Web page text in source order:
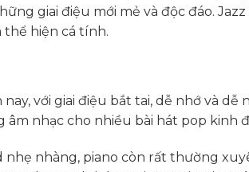
giai điệu mới mẻ và độc đáo.
thể hiện cá tính.
với giai điệu bắt tai, dễ nhớ và dễ
nhạc cho nhiều bài hát pop kinh
nhàng, piano còn rất thường